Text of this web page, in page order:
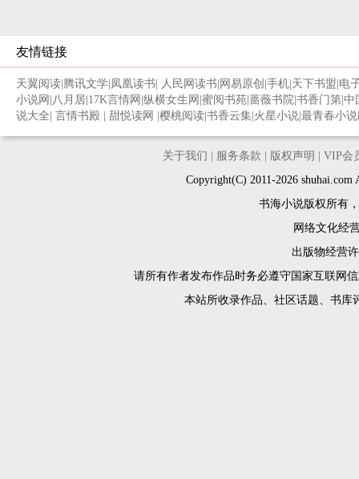
友情链接
天翼阅读 腾讯文学 凤凰读书 人民网读书 网易原创 手机 天下书盟 电
小说网 八月居 17K言情网 纵横女生网 蜜阅书苑 蔷薇书院 书香门第 中
说大全 言情书殿 甜悦读网 樱桃阅读 书香云集 火星小说 最青春小
关于我们 服务条款 版权声明
VIP会
Copyright(C) 2011-2026
书海小说版权所有
网络文化经
出版物经营
请所有作者发布作品时务必遵守国家互联网
本站所收录作品、社区话题、书库